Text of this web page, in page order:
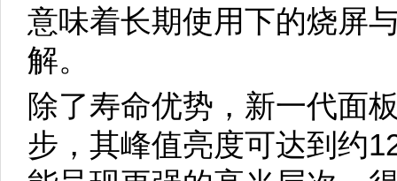
意味着长期使用下的烧屏
解。
除了寿命优势，新一代面
步，其峰值亮度可达到约